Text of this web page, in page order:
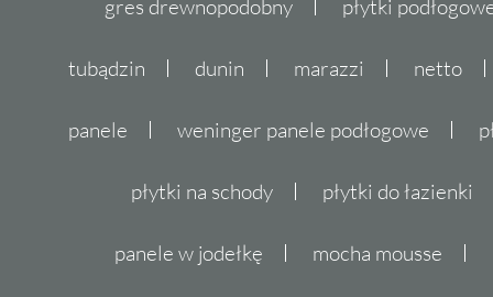
gres drewnopodobny płytki
tubądzin dunin marazzi netto
panele weninger panele podłogowe
płytki na schody płytki do łazienki
panele w jodełkę mocha mousse